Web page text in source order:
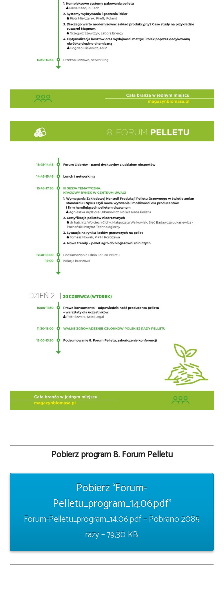
Pobierz program 8. Forum Pelletu
Pobierz “Forum-
Pelletu_program_14.06.pdf”
Forum-Pelletu_program_14.06.pdf – Pobrano 2085
razy – 79,30 KB